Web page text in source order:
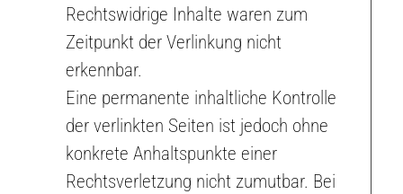
Rechtswidrige Inhalte waren zum
Zeitpunkt der Verlinkung nicht
erkennbar.
Eine permanente inhaltliche Kontrolle
der verlinkten Seiten ist jedoch ohne
konkrete Anhaltspunkte einer
Rechtsverletzung nicht zumutbar. Bei